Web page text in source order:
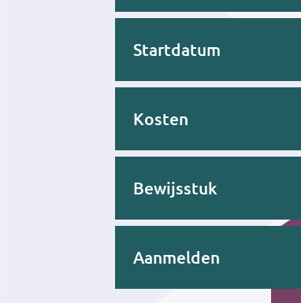
Startdatum
Kosten
Bewijsstuk
Aanmelden